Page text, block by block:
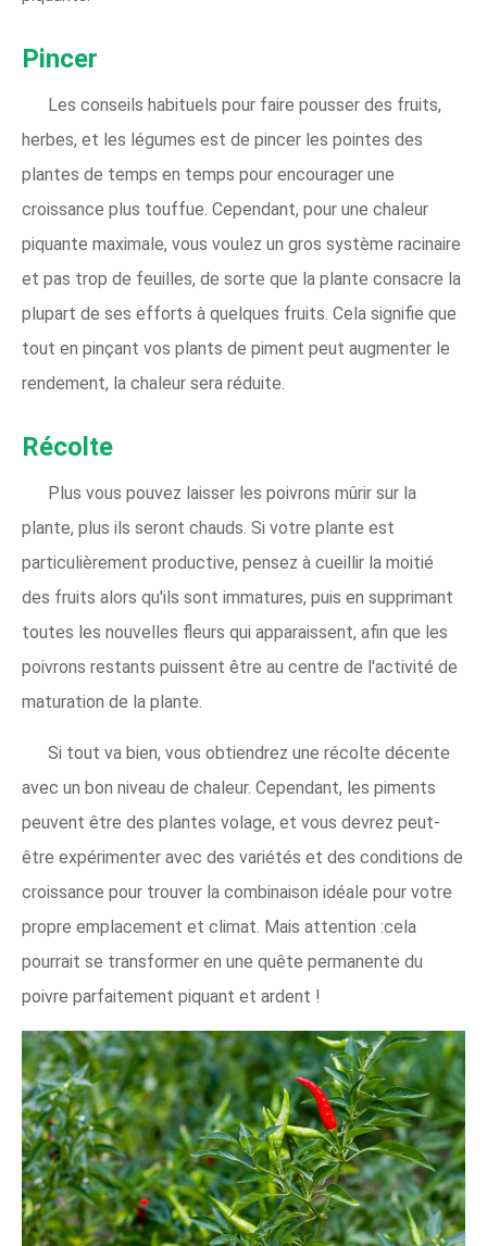
Pincer
Les conseils habituels pour faire pousser des fruits,
herbes, et les légumes est de pincer les pointes des
plantes de temps en temps pour encourager une
croissance plus touffue. Cependant, pour une chaleur
piquante maximale, vous voulez un gros système racinaire
et pas trop de feuilles, de sorte que la plante consacre la
plupart de ses efforts à quelques fruits. Cela signifie que
tout en pinçant vos plants de piment peut augmenter le
rendement, la chaleur sera réduite.
Récolte
Plus vous pouvez laisser les poivrons mûrir sur la
plante, plus ils seront chauds. Si votre plante est
particulièrement productive, pensez à cueillir la moitié
des fruits alors qu'ils sont immatures, puis en supprimant
toutes les nouvelles fleurs qui apparaissent, afin que les
poivrons restants puissent être au centre de l'activité de
maturation de la plante.
Si tout va bien, vous obtiendrez une récolte décente
avec un bon niveau de chaleur. Cependant, les piments
peuvent être des plantes volage, et vous devrez peut-
être expérimenter avec des variétés et des conditions de
croissance pour trouver la combinaison idéale pour votre
propre emplacement et climat. Mais attention :cela
pourrait se transformer en une quête permanente du
poivre parfaitement piquant et ardent !